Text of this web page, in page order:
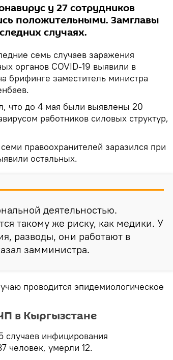
у 27 сотрудников
положительными. Замглавы
случаях.
семь случаев заражения
органов COVID-19 выявили в
брифинге заместитель министра
что до 4 мая были выявлены 20
работников силовых структур,
правоохранителей заразился при
остальных.
деятельностью.
такому же риску, как медики. У
разводы, они работают в
замминистра.
проводится эпидемиологическое
в Кыргызстане
случаев инфицирования
человек, умерли 12.